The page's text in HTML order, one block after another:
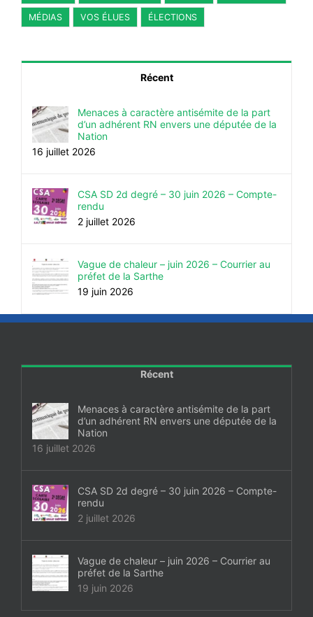
MÉDIAS VOS ÉLUES ÉLECTIONS
Récent
Menaces à caractère antisémite de la part
d’un adhérent RN envers une députée de la
Nation
16 juillet 2026
CSA SD 2d degré – 30 juin 2026 – Compte-
rendu
2 juillet 2026
Vague de chaleur – juin 2026 – Courrier au
préfet de la Sarthe
19 juin 2026
Récent
Menaces à caractère antisémite de la part
d’un adhérent RN envers une députée de la
Nation
16 juillet 2026
CSA SD 2d degré – 30 juin 2026 – Compte-
rendu
2 juillet 2026
Vague de chaleur – juin 2026 – Courrier au
préfet de la Sarthe
19 juin 2026